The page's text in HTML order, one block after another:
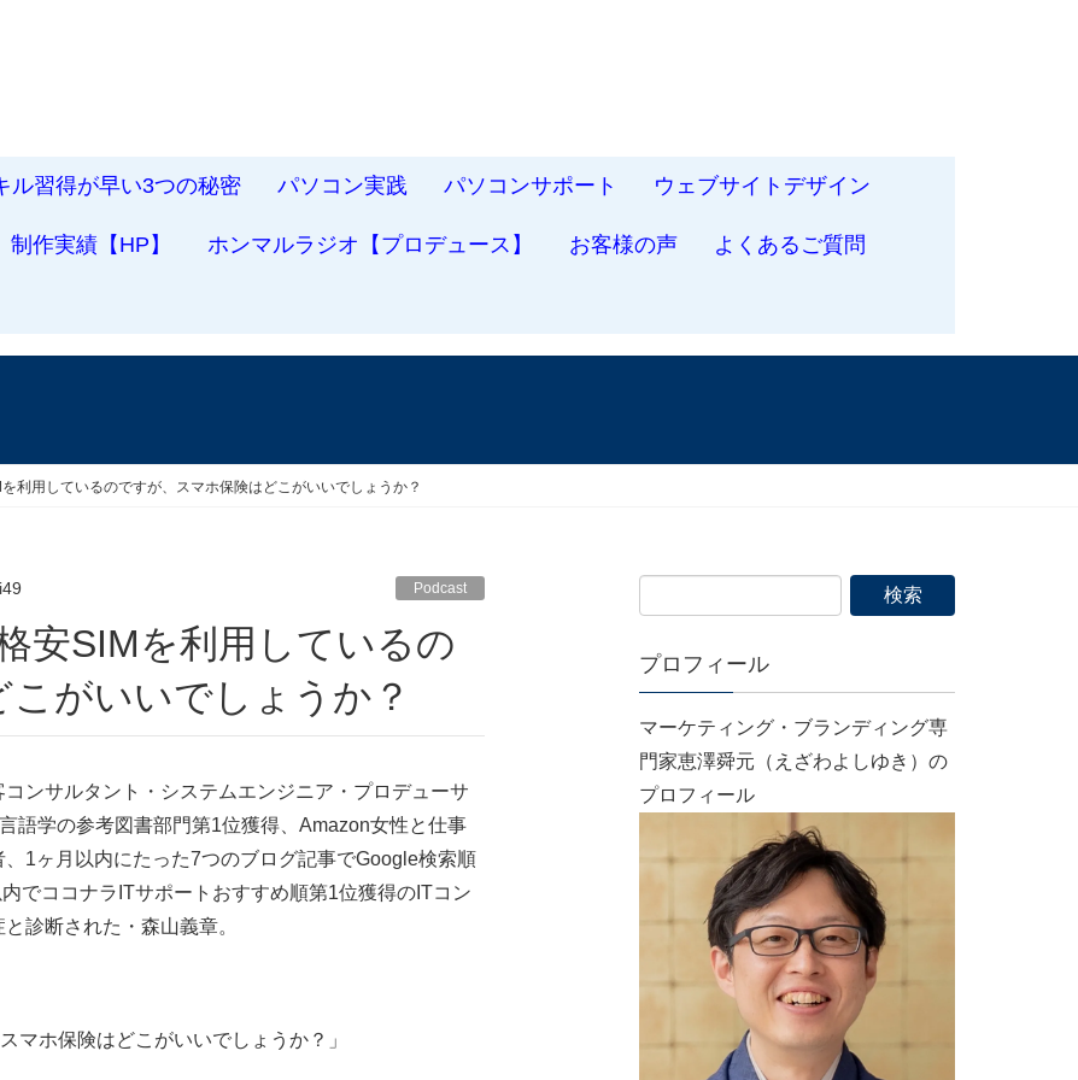
ル習得が早い3つの秘密 パソコン実践 パソコンサポート ウェブサイトデザイン
制作実績【HP】 ホンマルラジオ【プロデュース】 お客様の声 よくあるご質問
利用しているのですが、スマホ保険はどこがいいでしょうか？
Podcast
がいいでしょうか？
ンサルタント・システムエンジニア・プロデューサ
語学の参考図書部門第1位獲得、Amazon女性と仕事
1ヶ月以内にたった7つのブログ記事でGoogle検索順
でココナラITサポートおすすめ順第1位獲得のITコン
診断された・森山義章。
マホ保険はどこがいいでしょうか？」
プロフィール
マーケティング・ブランディング専
門家恵澤舜元（えざわよしゆき）の
プロフィール